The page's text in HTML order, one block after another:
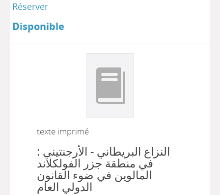
Réserver
Disponible
texte imprimé
النزاع البريطاني - الأرجنتيني :
في منطقة جزر الفولكلاند
المالوين في ضوء القانون
الدولي العام